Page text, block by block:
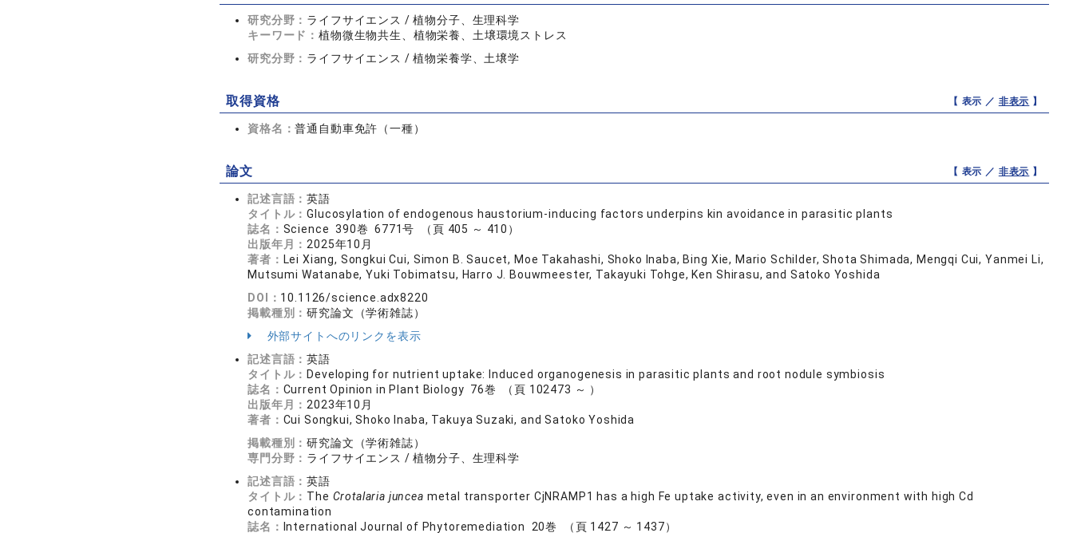
研究分野： ライフサイエンス / 植物分子、生理科学
キーワード：植物微生物共生、植物栄養、土壌環境ストレス
研究分野： ライフサイエンス / 植物栄養学、土壌学
取得資格 【 表示 ／ 非表示 】
資格名：普通自動車免許（一種）
論文 【 表示 ／ 非表示 】
記述言語：英語
タイトル：Glucosylation of endogenous haustorium-inducing factors underpins kin avoidance in parasitic plants
誌名： Science 390巻 6771号 （頁 405 ～ 410）
出版年月： 2025年10月
著者： Lei Xiang, Songkui Cui, Simon B. Saucet, Moe Takahashi, Shoko Inaba, Bing Xie, Mario Schilder, Shota Shimada, Mengqi Cui, Yanmei Li,
Mutsumi Watanabe, Yuki Tobimatsu, Harro J. Bouwmeester, Takayuki Tohge, Ken Shirasu, and Satoko Yoshida
DOI： 10.1126/science.adx8220
掲載種別：研究論文（学術雑誌）
外部サイトへのリンクを表示
記述言語：英語
タイトル： Developing for nutrient uptake: Induced organogenesis in parasitic plants and root nodule symbiosis
誌名： Current Opinion in Plant Biology 76巻 （頁 102473 ～ ）
出版年月： 2023年10月
著者： Cui Songkui, Shoko Inaba, Takuya Suzaki, and Satoko Yoshida
掲載種別：研究論文（学術雑誌）
専門分野： ライフサイエンス / 植物分子、生理科学
記述言語：英語
タイトル： The Crotalaria juncea metal transporter CjNRAMP1 has a high Fe uptake activity, even in an environment with high Cd
contamination
誌名： International Journal of Phytoremediation 20巻 （頁 1427 ～ 1437）